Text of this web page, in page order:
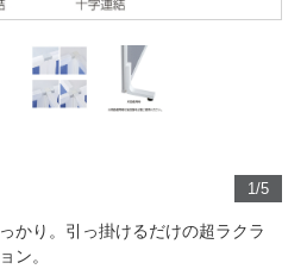
1/5
かり。引っ掛けるだけの超ラクラ
ン。